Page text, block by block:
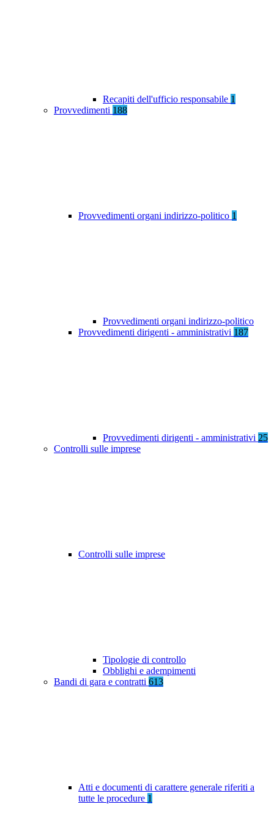
Recapiti dell'ufficio responsabile 1
Provvedimenti 188
Provvedimenti organi indirizzo-politico 1
Provvedimenti organi indirizzo-politico
Provvedimenti dirigenti - amministrativi 187
Provvedimenti dirigenti - amministrativi 25
Controlli sulle imprese
Controlli sulle imprese
Tipologie di controllo
Obblighi e adempimenti
Bandi di gara e contratti 613
Atti e documenti di carattere generale riferiti a
tutte le procedure 1